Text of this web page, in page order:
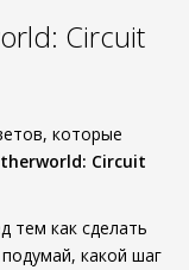
Circuit
которые
Circuit
тем как сделать
какой шаг